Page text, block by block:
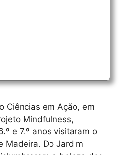
Ciências em Ação, em
Mindfulness,
e 7.º anos visitaram o
Madeira. Do Jardim